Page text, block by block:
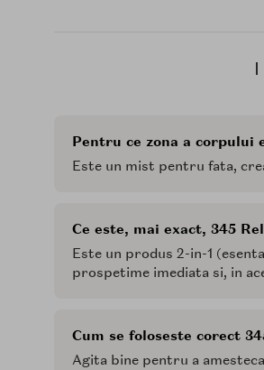
Pentru ce zona a corpului
Este un mist pentru fata,
Ce este, mai exact, 345
Este un produs 2-in-1
prospetime imediata si, in
Cum se foloseste corect
Agita bine pentru a